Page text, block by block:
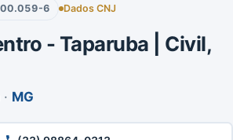
00.059-6 Dados CNJ
- Taparuba | Civil,
· MG